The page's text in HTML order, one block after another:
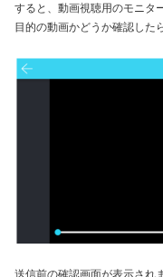
すると、動画視聴用のモニタ
目的の動画かどうか確認した
送信前の確認画面が表示され